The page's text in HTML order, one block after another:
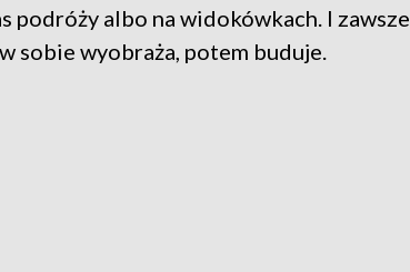
podróży albo na widokówkach. I zawsze
sobie wyobraża, potem buduje.